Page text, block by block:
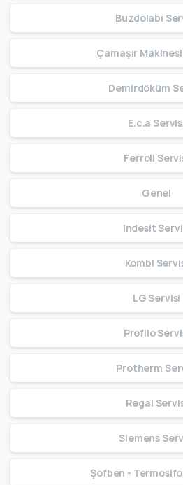
Buzdolabı
Çamaşır
Demirdöküm
E.c.a
Ferroli
Genel
Indesit
Kombi
LG Servisi
Profilo
Protherm
Regal
Siemens
Şofben -